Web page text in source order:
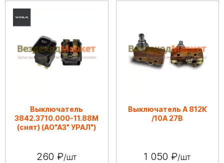
Выключатель
3842.3710.000-11.88М
(снят) (АО"АЗ" УРАЛ")
260 ₽/шт
Выключатель А 812К
/10А 27В
1 050 ₽/шт